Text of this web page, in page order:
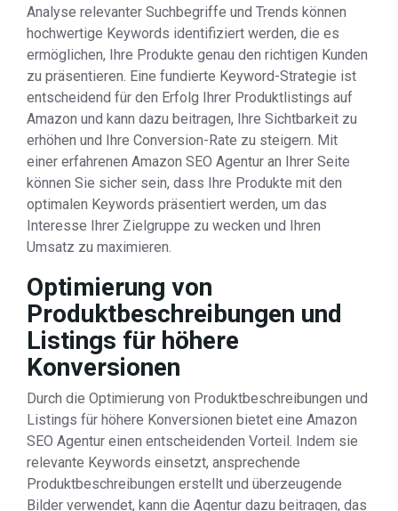
Analyse relevanter Suchbegriffe und Trends können
hochwertige Keywords identifiziert werden, die es
ermöglichen, Ihre Produkte genau den richtigen Kunden
zu präsentieren. Eine fundierte Keyword-Strategie ist
entscheidend für den Erfolg Ihrer Produktlistings auf
Amazon und kann dazu beitragen, Ihre Sichtbarkeit zu
erhöhen und Ihre Conversion-Rate zu steigern. Mit
einer erfahrenen Amazon SEO Agentur an Ihrer Seite
können Sie sicher sein, dass Ihre Produkte mit den
optimalen Keywords präsentiert werden, um das
Interesse Ihrer Zielgruppe zu wecken und Ihren
Umsatz zu maximieren.
Optimierung von
Produktbeschreibungen und
Listings für höhere
Konversionen
Durch die Optimierung von Produktbeschreibungen und
Listings für höhere Konversionen bietet eine Amazon
SEO Agentur einen entscheidenden Vorteil. Indem sie
relevante Keywords einsetzt, ansprechende
Produktbeschreibungen erstellt und überzeugende
Bilder verwendet, kann die Agentur dazu beitragen, das